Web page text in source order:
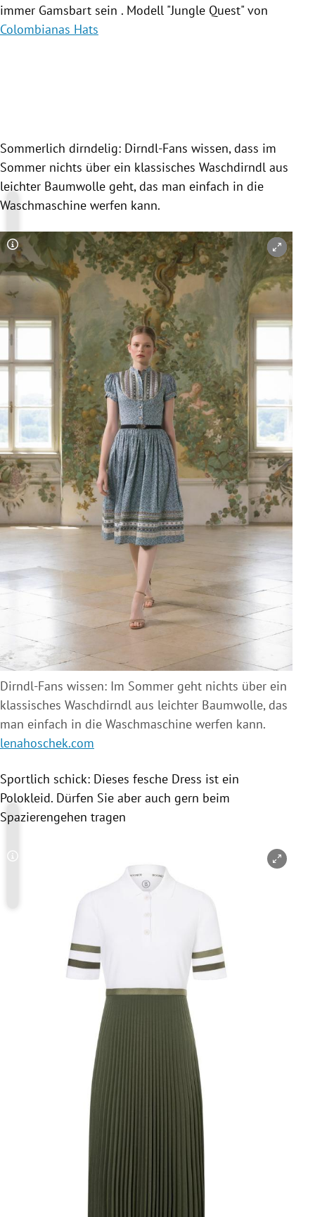
immer Gamsbart sein . Modell "Jungle Quest" von
Colombianas Hats
Sommerlich dirndelig: Dirndl-Fans wissen, dass im
Sommer nichts über ein klassisches Waschdirndl aus
leichter Baumwolle geht, das man einfach in die
Waschmaschine werfen kann.
Copyright-Hinweis öffnen/schließen
Dirndl-Fans wissen: Im Sommer geht nichts über ein
klassisches Waschdirndl aus leichter Baumwolle, das
man einfach in die Waschmaschine werfen kann.
lenahoschek.com
Sportlich schick: Dieses fesche Dress ist ein
Polokleid. Dürfen Sie aber auch gern beim
Spazierengehen tragen
Copyright-Hinweis öffnen/schließen